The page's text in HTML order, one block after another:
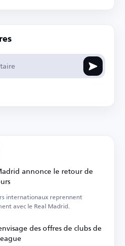
annonce le retour de
internationaux reprennent
avec le Real Madrid.
des offres de clubs de